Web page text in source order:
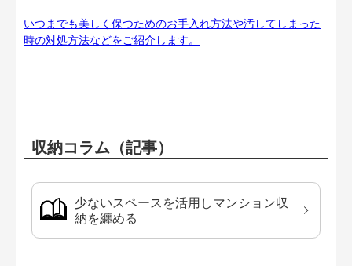
いつまでも美しく保つためのお手入れ方法や汚してしまった
時の対処方法などをご紹介します。
収納コラム（記事）
少ないスペースを活用しマンション収
納を纏める